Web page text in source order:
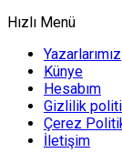
Hızlı Menü
Yazarlarımız
Künye
Hesabım
Gizlilik
Çerez
İletişim